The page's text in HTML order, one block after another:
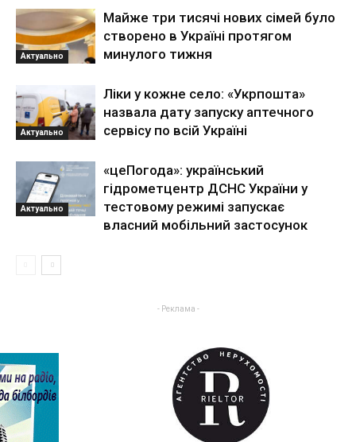
Актуально
Майже три тисячі нових сімей було
створено в Україні протягом
минулого тижня
Актуально
Ліки у кожне село: «Укрпошта»
назвала дату запуску аптечного
сервісу по всій Україні
Актуально
«цеПогода»: український
гідрометцентр ДСНС України у
тестовому режимі запускає
власний мобільний застосунок
- Реклама -